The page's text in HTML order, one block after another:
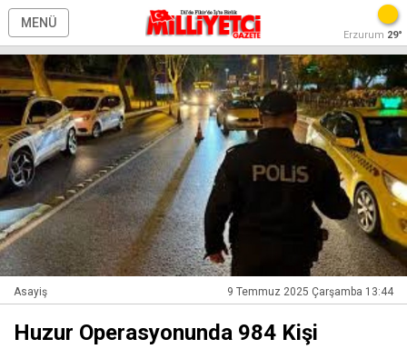
MENÜ
Erzurum 29°
Asayiş 9 Temmuz 2025 Çarşamba 13:44
Huzur Operasyonunda 984 Kişi